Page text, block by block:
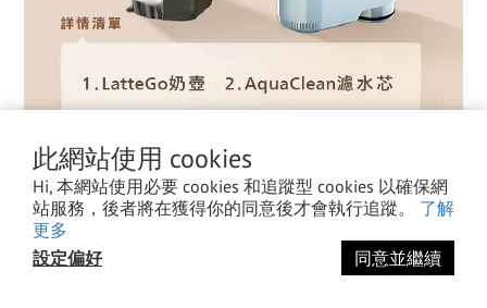
此網站使用 cookies
Hi, 本網站使用必要 cookies 和追蹤型 cookies 以確保網
站服務，後者將在獲得你的同意後才會執行追蹤。 了解
更多
設定偏好
同意並繼續